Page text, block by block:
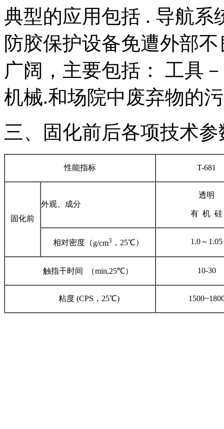
典型的应用包括 . 导航系
防胶保护设备免遭外部
广阔，主要包括： 工具
机械.和场院中废弃物的
三、固化前后各项技术参
性能指标 T-681
固化前
外观、成分
透明
有 机 硅
相对密度（g/cm3 ， 25℃） 1.0～ 1.05
触指干时间 （min,25℃） 10-30
粘度 (CPS ， 25℃)